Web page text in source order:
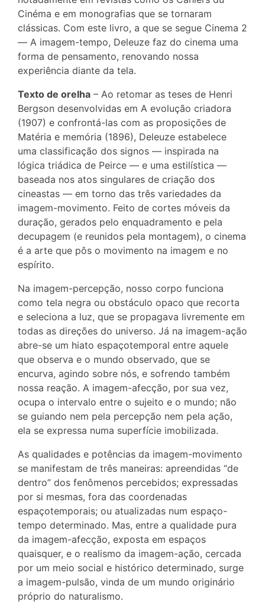
Cinéma e em monografias que se tornaram
clássicas. Com este livro, a que se segue Cinema 2
— A imagem-tempo, Deleuze faz do cinema uma
forma de pensamento, renovando nossa
experiência diante da tela.
Texto de orelha – Ao retomar as teses de Henri
Bergson desenvolvidas em A evolução criadora
(1907) e confrontá-las com as proposições de
Matéria e memória (1896), Deleuze estabelece
uma classificação dos signos — inspirada na
lógica triádica de Peirce — e uma estilística —
baseada nos atos singulares de criação dos
cineastas — em torno das três variedades da
imagem-movimento. Feito de cortes móveis da
duração, gerados pelo enquadramento e pela
decupagem (e reunidos pela montagem), o cinema
é a arte que pôs o movimento na imagem e no
espírito.
Na imagem-percepção, nosso corpo funciona
como tela negra ou obstáculo opaco que recorta
e seleciona a luz, que se propagava livremente em
todas as direções do universo. Já na imagem-ação
abre-se um hiato espaçotemporal entre aquele
que observa e o mundo observado, que se
encurva, agindo sobre nós, e sofrendo também
nossa reação. A imagem-afecção, por sua vez,
ocupa o intervalo entre o sujeito e o mundo; não
se guiando nem pela percepção nem pela ação,
ela se expressa numa superfície imobilizada.
As qualidades e potências da imagem-movimento
se manifestam de três maneiras: apreendidas “de
dentro” dos fenômenos percebidos; expressadas
por si mesmas, fora das coordenadas
espaçotemporais; ou atualizadas num espaço-
tempo determinado. Mas, entre a qualidade pura
da imagem-afecção, exposta em espaços
quaisquer, e o realismo da imagem-ação, cercada
por um meio social e histórico determinado, surge
a imagem-pulsão, vinda de um mundo originário
próprio do naturalismo.